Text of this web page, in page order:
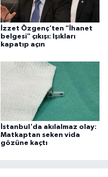
İzzet Özgenç'ten "İhanet
belgesi" çıkışı: Işıkları
kapatıp açın
İstanbul'da akılalmaz olay:
Matkaptan seken vida
gözüne kaçtı